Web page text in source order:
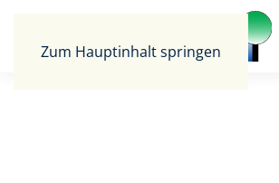
Zum Hauptinhalt springen